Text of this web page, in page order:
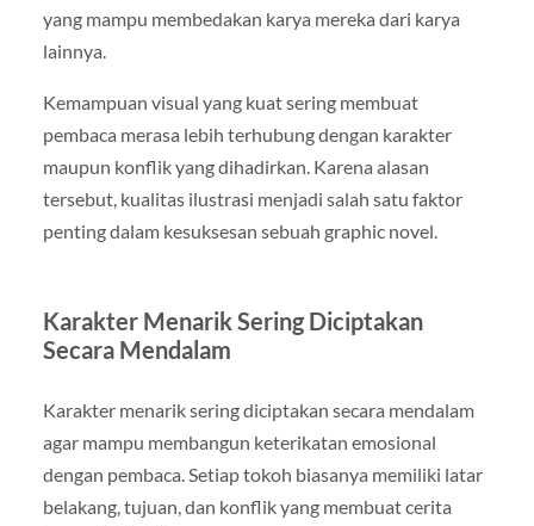
yang mampu membedakan karya mereka dari karya
lainnya.
Kemampuan visual yang kuat sering membuat
pembaca merasa lebih terhubung dengan karakter
maupun konflik yang dihadirkan. Karena alasan
tersebut, kualitas ilustrasi menjadi salah satu faktor
penting dalam kesuksesan sebuah graphic novel.
Karakter Menarik Sering Diciptakan
Secara Mendalam
Karakter menarik sering diciptakan secara mendalam
agar mampu membangun keterikatan emosional
dengan pembaca. Setiap tokoh biasanya memiliki latar
belakang, tujuan, dan konflik yang membuat cerita